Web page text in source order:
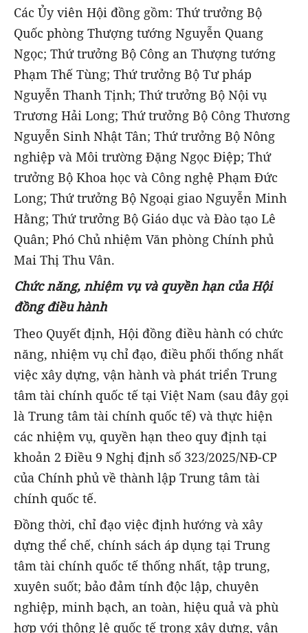
Các Ủy viên Hội đồng gồm: Thứ trưởng Bộ
Quốc phòng Thượng tướng Nguyễn Quang
Ngọc; Thứ trưởng Bộ Công an Thượng tướng
Phạm Thế Tùng; Thứ trưởng Bộ Tư pháp
Nguyễn Thanh Tịnh; Thứ trưởng Bộ Nội vụ
Trương Hải Long; Thứ trưởng Bộ Công Thương
Nguyễn Sinh Nhật Tân; Thứ trưởng Bộ Nông
nghiệp và Môi trường Đặng Ngọc Điệp; Thứ
trưởng Bộ Khoa học và Công nghệ Phạm Đức
Long; Thứ trưởng Bộ Ngoại giao Nguyễn Minh
Hằng; Thứ trưởng Bộ Giáo dục và Đào tạo Lê
Quân; Phó Chủ nhiệm Văn phòng Chính phủ
Mai Thị Thu Vân.
Chức năng, nhiệm vụ và quyền hạn của Hội
đồng điều hành
Theo Quyết định, Hội đồng điều hành có chức
năng, nhiệm vụ chỉ đạo, điều phối thống nhất
việc xây dựng, vận hành và phát triển Trung
tâm tài chính quốc tế tại Việt Nam (sau đây gọi
là Trung tâm tài chính quốc tế) và thực hiện
các nhiệm vụ, quyền hạn theo quy định tại
khoản 2 Điều 9 Nghị định số 323/2025/NĐ-CP
của Chính phủ về thành lập Trung tâm tài
chính quốc tế.
Đồng thời, chỉ đạo việc định hướng và xây
dựng thể chế, chính sách áp dụng tại Trung
tâm tài chính quốc tế thống nhất, tập trung,
xuyên suốt; bảo đảm tính độc lập, chuyên
nghiệp, minh bạch, an toàn, hiệu quả và phù
hợp với thông lệ quốc tế trong xây dựng, vận